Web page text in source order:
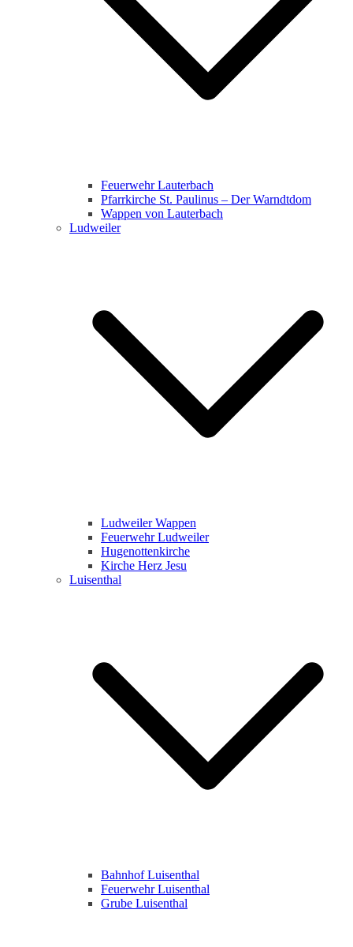
Feuerwehr Lauterbach
Pfarrkirche St. Paulinus – Der Warndtdom
Wappen von Lauterbach
Ludweiler
Ludweiler Wappen
Feuerwehr Ludweiler
Hugenottenkirche
Kirche Herz Jesu
Luisenthal
Bahnhof Luisenthal
Feuerwehr Luisenthal
Grube Luisenthal